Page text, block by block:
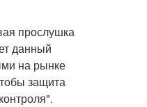
прослушка
данный
на рынке
защита